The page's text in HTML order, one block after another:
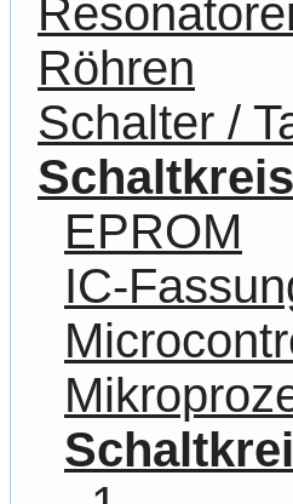
Röhren
Schalter /
EPROM
IC-